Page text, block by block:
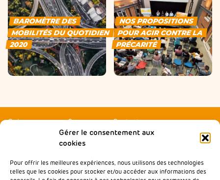
Gérer le consentement aux
cookies
Pour offrir les meilleures expériences, nous utilisons des technologies
telles que les cookies pour stocker et/ou accéder aux informations des
BAROMÈTRE DES
MOBILITÉS DU QUOTIDIEN
2020
NOS PROPOSITIONS
POUR AGIR CONTRE LA
PRÉCARITÉ
Qui sommes-nous ?
Nos partenaires
Contactez-nous
Presse
Notre École de la Mobilité
Inclusive